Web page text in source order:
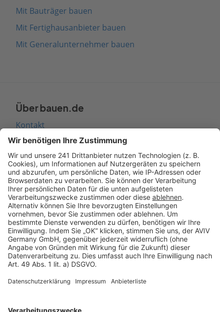
Mit Bauträger bauen
Mit Fertighausanbieter bauen
Mit Generalunternehmer bauen
Über bauen.de
Kontakt
Seitenaufbau
Barrierefreiheit
Cookie Einstellungen
Rechtliches
AGB-Übersicht
Datenschutz
Impressum
Services